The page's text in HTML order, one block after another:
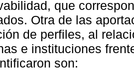
que
Otra de las
de perfiles, al
e instituciones
son: